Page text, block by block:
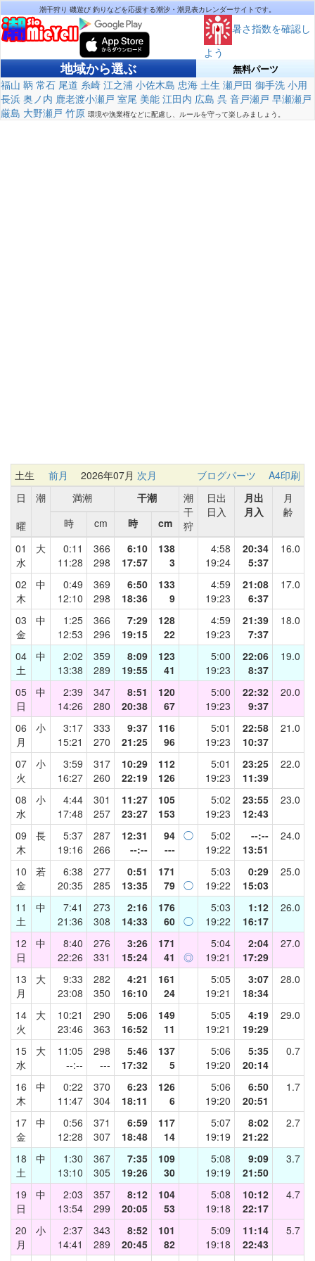
潮干狩り 磯遊び 釣りなどを応援する潮汐・潮見表カレンダーサイトです。
暑さ指数を確認し
よう
地域から選ぶ 無料パーツ
福山 鞆 常石 尾道 糸崎 江之浦 小佐木島 忠海 土生 瀬戸田 御手洗 小用
長浜 奥ノ内 鹿老渡小瀬戸 室尾 美能 江田内 広島 呉 音戸瀬戸 早瀬瀬戸
厳島 大野瀬戸 竹原 環境や漁業権などに配慮し、ルールを守って楽しみましょう。
土生 前月 2026年07月 次月 ブログパーツ
A4印刷
日
曜
潮 満潮 干潮
潮
干
狩
日出
日入
月出
月入
月
齢
時
cm 時
cm
01
水
大
0:11
11:28
366
298
6:10
17:57
138
3
4:58
19:24
20:34
5:37
16.0
02
木
中
0:49
12:10
369
298
6:50
18:36
133
9
4:59
19:23
21:08
6:37
17.0
03
金
中
1:25
12:53
366
296
7:29
19:15
128
22
4:59
19:23
21:39
7:37
18.0
04
土
中
2:02
13:38
359
289
8:09
19:55
123
41
5:00
19:23
22:06
8:37
19.0
05
日
中
2:39
14:26
347
280
8:51
20:38
120
67
5:00
19:23
22:32
9:37
20.0
06
月
小
3:17
15:21
333
270
9:37
21:25
116
96
5:01
19:23
22:58
10:37
21.0
07
火
小
3:59
16:27
317
260
10:29
22:19
112
126
5:01
19:23
23:25
11:39
22.0
08
水
小
4:44
17:48
301
257
11:27
23:27
105
153
5:02
19:23
23:55
12:43
23.0
09
木
長
5:37
19:16
287
266
12:31
--:--
94
---
◯
5:02
19:22
--:--
13:51
24.0
10
金
若
6:38
20:35
277
285
0:51
13:35
171
79 ◯
5:03
19:22
0:29
15:03
25.0
11
土
中
7:41
21:36
273
308
2:16
14:33
176
60 ◯
5:03
19:22
1:12
16:17
26.0
12
日
中
8:40
22:26
276
331
3:26
15:24
171
41
◎
5:04
19:21
2:04
17:29
27.0
13
月
大
9:33
23:08
282
350
4:21
16:10
161
24
5:05
19:21
3:07
18:34
28.0
14
火
大
10:21
23:46
290
363
5:06
16:52
149
11
5:05
19:21
4:19
19:29
29.0
15
水
大
11:05
--:--
298
---
5:46
17:32
137
5
5:06
19:20
5:35
20:14
0.7
16
木
中
0:22
11:47
370
304
6:23
18:11
126
6
5:06
19:20
6:50
20:51
1.7
17
金
中
0:56
12:28
371
307
6:59
18:48
117
14
5:07
19:19
8:02
21:22
2.7
18
土
中
1:30
13:10
367
305
7:35
19:26
109
30
5:08
19:19
9:09
21:50
3.7
19
日
中
2:03
13:54
357
299
8:12
20:05
104
53
5:08
19:18
10:12
22:17
4.7
20
月
小
2:37
14:41
343
289
8:52
20:45
101
82
5:09
19:18
11:14
22:43
5.7